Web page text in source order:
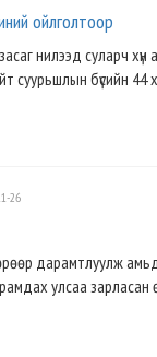
ойлголтоор
нилээд суларч хүн
суурьшлын бүсийн 44
26
дарамтлуулж
улсаа зарласан